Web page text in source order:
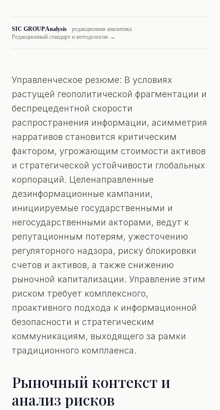
SIC GROUP Analysis · редакционная аналитика
Редакционный стандарт и методология →
Управленческое резюме: В условиях
растущей геополитической фрагментации и
беспрецедентной скорости
распространения информации, асимметрия
нарративов становится критическим
фактором, угрожающим стоимости активов
и стратегической устойчивости глобальных
корпораций. Целенаправленные
дезинформационные кампании,
инициируемые государственными и
негосударственными акторами, ведут к
репутационным потерям, ужесточению
регуляторного надзора, риску блокировки
счетов и активов, а также снижению
рыночной капитализации. Управление этим
риском требует комплексного,
проактивного подхода к информационной
безопасности и стратегическим
коммуникациям, выходящего за рамки
традиционного комплаенса.
Рыночный контекст и
анализ рисков